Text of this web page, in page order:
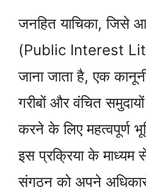
जनहित याचिका, जिसे
(Public Interest
जाना जाता है, एक
गरीबों और वंचित
करने के लिए महत्वपूर्ण
इस प्रक्रिया के माध्यम
संगठन को अपने